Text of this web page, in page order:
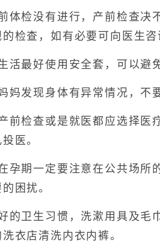
检没有进行，产前检查决
检查，如有必要可向医生咨
最好使用安全套，可以避免
发现身体有异常情况，不要
检查或是就医都应选择医
医。
期一定要注意在公共场所的
困扰。
卫生习惯，洗漱用具及毛巾
衣店清洗内衣内裤。